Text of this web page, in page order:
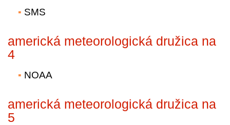
SMS
americká meteorologická družica na
4
NOAA
americká meteorologická družica na
5